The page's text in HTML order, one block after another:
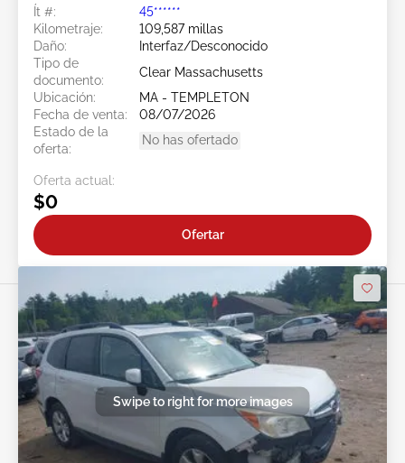
Ít #:
45******
Kilometraje:
109,587 millas
Daño:
Interfaz/Desconocido
Tipo de
documento:
Clear Massachusetts
Ubicación:
MA - TEMPLETON
Fecha de venta:
08/07/2026
Estado de la
oferta:
No has ofertado
Oferta actual:
$0
Ofertar
Swipe to right for more images